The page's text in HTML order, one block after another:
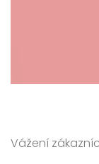
Vážení